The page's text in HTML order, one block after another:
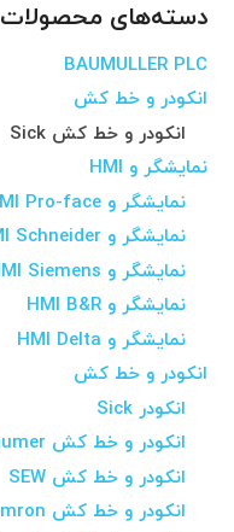
دسته‌های محصولات
BAUMULLER PLC
انکودر و خط کش
انکودر و خط کش Sick
نمایشگر و HMI
نمایشگر و HMI Pro-face
نمایشگر و HMI Schneider
نمایشگر و HMI Siemens
نمایشگر و HMI B&R
نمایشگر و HMI Delta
انکودر و خط کش
انکودر Sick
انکودر و خط کش Baumer
انکودر و خط کش SEW
انکودر و خط کش Omron